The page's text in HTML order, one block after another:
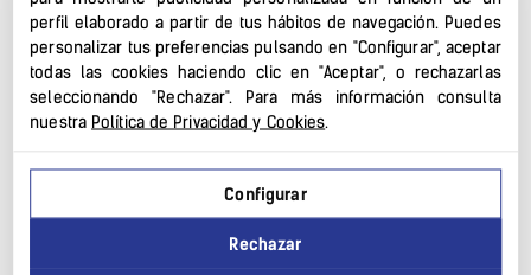
perfil elaborado a partir de tus hábitos de navegación. Puedes
personalizar tus preferencias pulsando en "Configurar", aceptar
todas las cookies haciendo clic en "Aceptar", o rechazarlas
seleccionando "Rechazar". Para más información consulta
nuestra Política de Privacidad y Cookies.
Configurar
Rechazar